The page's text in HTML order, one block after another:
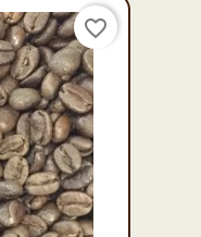
favorite_border